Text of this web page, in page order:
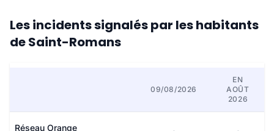
Les incidents signalés par les habitants
de Saint-Romans
09/08/2026
EN
AOÛT
2026
Réseau Orange